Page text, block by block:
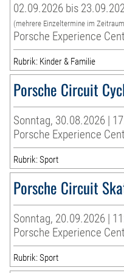
02.09.2026 bis
(mehrere Einzeltermine im
Porsche Experience
Rubrik: Kinder & Familie
Porsche Circuit
Sonntag, 30.08.2026 |
Porsche Experience
Rubrik: Sport
Porsche Circuit
Sonntag, 20.09.2026 |
Porsche Experience
Rubrik: Sport